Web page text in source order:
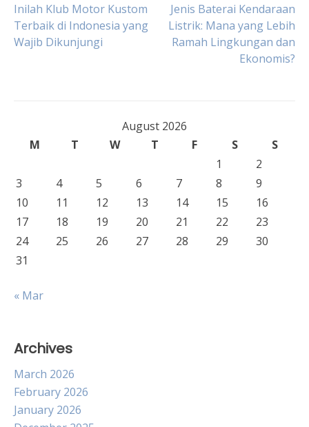
Post
navigation
Inilah Klub Motor Kustom
Terbaik di Indonesia yang
Wajib Dikunjungi
Jenis Baterai Kendaraan
Listrik: Mana yang Lebih
Ramah Lingkungan dan
Ekonomis?
August 2026
M
T W T F S
S
1
2
3
4 5 6 7 8
9
10
11 12 13 14 15
16
17
18 19 20 21 22
23
24
25 26 27 28 29
30
31
« Mar
Archives
March 2026
February 2026
January 2026